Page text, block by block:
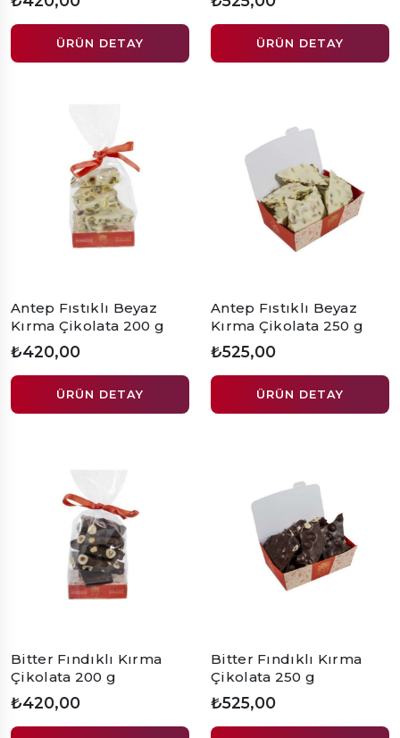
ÜRÜN DETAY ÜRÜN DETAY
Antep Fıstıklı Beyaz
Kırma Çikolata 200 g
₺420,00
ÜRÜN DETAY
Antep Fıstıklı Beyaz
Kırma Çikolata 250 g
₺525,00
ÜRÜN DETAY
Bitter Fındıklı Kırma
Çikolata 200 g
₺420,00
Bitter Fındıklı Kırma
Çikolata 250 g
₺525,00